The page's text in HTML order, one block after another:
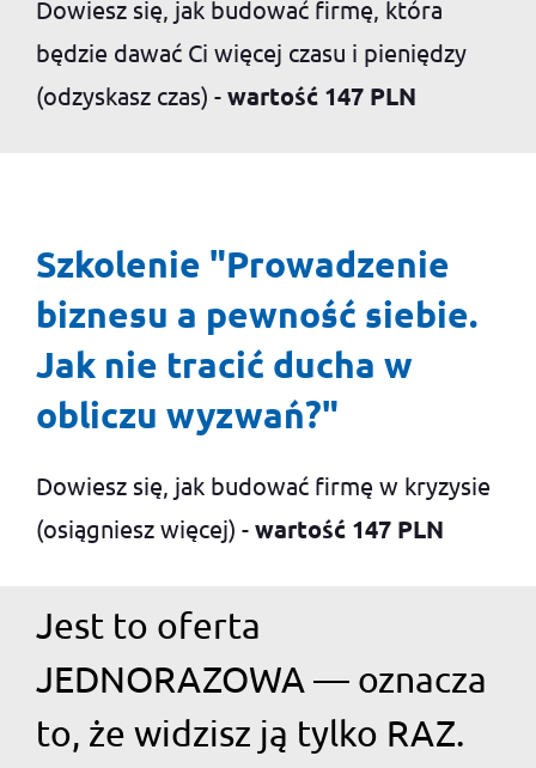
Dowiesz się, jak budować firmę, która
będzie dawać Ci więcej czasu i pieniędzy
(odzyskasz czas) - wartość 147 PLN
Szkolenie "Prowadzenie
biznesu a pewność siebie.
Jak nie tracić ducha w
obliczu wyzwań?"
Dowiesz się, jak budować firmę w kryzysie
(osiągniesz więcej) - wartość 147 PLN
Jest to oferta
JEDNORAZOWA — oznacza
to, że widzisz ją tylko RAZ.